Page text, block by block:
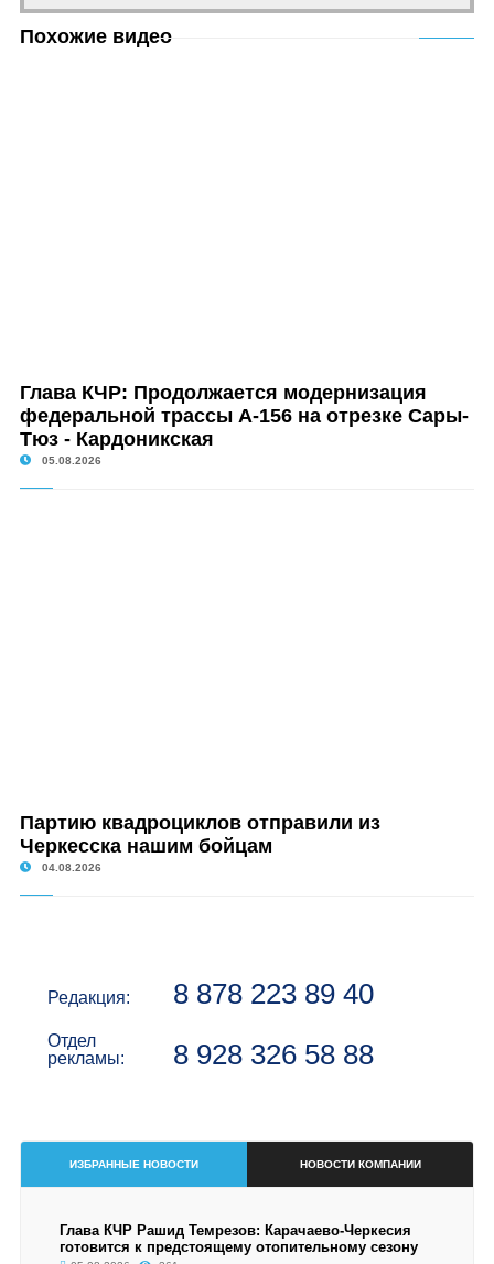
Похожие видео
Глава КЧР: Продолжается модернизация
федеральной трассы А-156 на отрезке Сары-
Тюз - Кардоникская
05.08.2026
Партию квадроциклов отправили из
Черкесска нашим бойцам
04.08.2026
Редакция: 8 878 223 89 40
Отдел
рекламы:
8 928 326 58 88
ИЗБРАННЫЕ НОВОСТИ НОВОСТИ КОМПАНИИ
Глава КЧР Рашид Темрезов: Карачаево-Черкесия
готовится к предстоящему отопительному сезону